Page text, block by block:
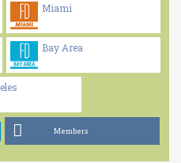
Miami
Bay Area
Members